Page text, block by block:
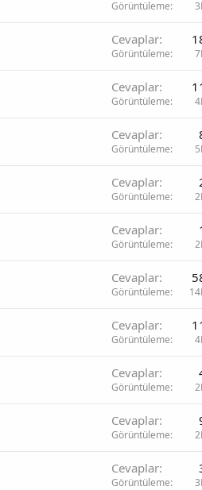
Görüntüleme
Cevaplar
Görüntüleme
Cevaplar
Görüntüleme
Cevaplar
Görüntüleme
Cevaplar
Görüntüleme
Cevaplar
Görüntüleme
Cevaplar
Görüntüleme
Cevaplar
Görüntüleme
Cevaplar
Görüntüleme
Cevaplar
Görüntüleme
Cevaplar
Görüntüleme